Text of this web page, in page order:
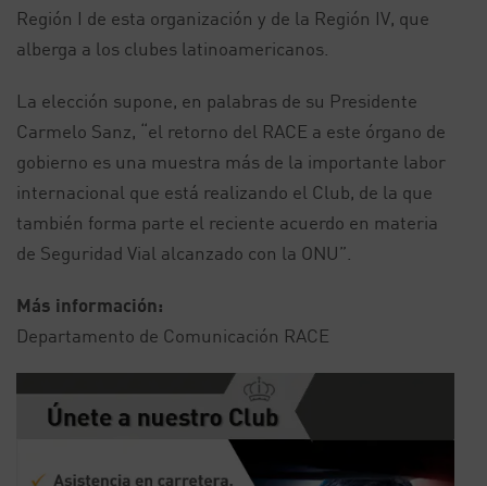
Región I de esta organización y de la Región IV, que
alberga a los clubes latinoamericanos.
La elección supone, en palabras de su Presidente
Carmelo Sanz, “el retorno del RACE a este órgano de
gobierno es una muestra más de la importante labor
internacional que está realizando el Club, de la que
también forma parte el reciente acuerdo en materia
de Seguridad Vial alcanzado con la ONU”.
Más información:
Departamento de Comunicación RACE